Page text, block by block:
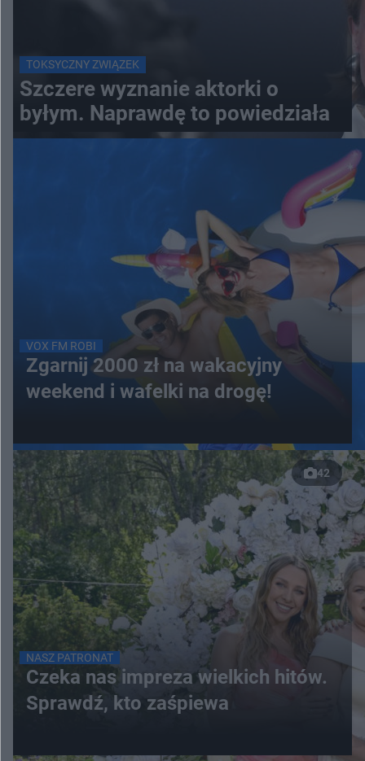
TOKSYCZNY ZWIĄZEK
Szczere wyznanie aktorki o
byłym. Naprawdę to powiedziała
VOX FM ROBI
Zgarnij 2000 zł na wakacyjny
weekend i wafelki na drogę!
42
NASZ PATRONAT
Czeka nas impreza wielkich hitów.
Sprawdź, kto zaśpiewa